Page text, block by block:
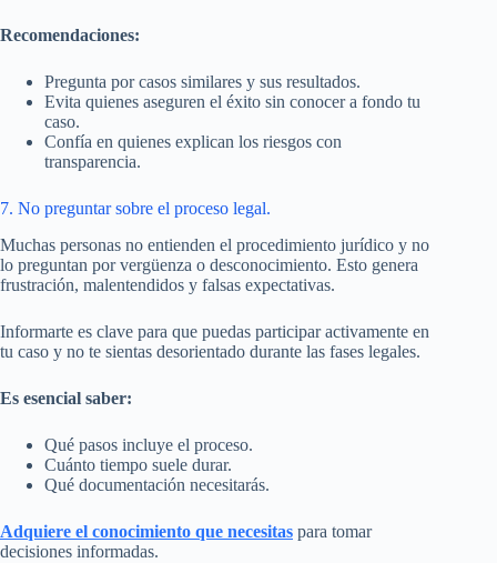
Recomendaciones:
Pregunta por casos similares y sus resultados.
Evita quienes aseguren el éxito sin conocer a fondo tu
caso.
Confía en quienes explican los riesgos con
transparencia.
7. No preguntar sobre el proceso legal.
Muchas personas no entienden el procedimiento jurídico y no
lo preguntan por vergüenza o desconocimiento. Esto genera
frustración, malentendidos y falsas expectativas.
Informarte es clave para que puedas participar activamente en
tu caso y no te sientas desorientado durante las fases legales.
Es esencial saber:
Qué pasos incluye el proceso.
Cuánto tiempo suele durar.
Qué documentación necesitarás.
Adquiere el conocimiento que necesitas para tomar
decisiones informadas.